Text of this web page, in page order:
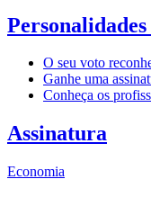
O seu voto
Ganhe uma
Conheça os
Assinatura
Economia